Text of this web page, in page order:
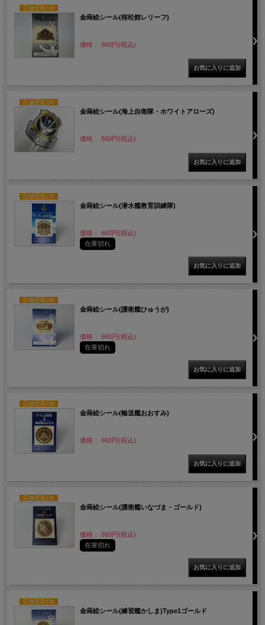
店舗受取OK
金蒔絵シール(桜松館レリーフ)
価格： 660円(税込)
店舗受取OK
金蒔絵シール(海上自衛隊・ホワイトアローズ)
価格： 660円(税込)
店舗受取OK
金蒔絵シール(潜水艦教育訓練隊)
価格： 660円(税込)
在庫切れ
店舗受取OK
金蒔絵シール(護衛艦ひゅうが)
価格： 660円(税込)
在庫切れ
店舗受取OK
金蒔絵シール(輸送艦おおすみ)
価格： 660円(税込)
店舗受取OK
金蒔絵シール(護衛艦いなづま・ゴールド)
価格： 660円(税込)
在庫切れ
店舗受取OK
金蒔絵シール(練習艦かしま)Type1ゴールド